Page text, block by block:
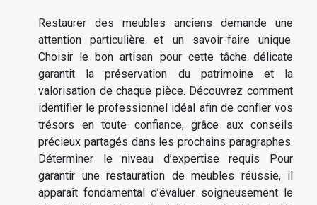
Restaurer des meubles anciens demande une
attention particulière et un savoir-faire unique.
Choisir le bon artisan pour cette tâche délicate
garantit la préservation du patrimoine et la
valorisation de chaque pièce. Découvrez comment
identifier le professionnel idéal afin de confier vos
trésors en toute confiance, grâce aux conseils
précieux partagés dans les prochains paragraphes.
Déterminer le niveau d’expertise requis Pour
garantir une restauration de meubles réussie, il
apparaît fondamental d’évaluer soigneusement le